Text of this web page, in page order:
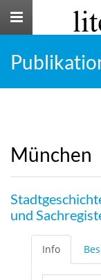
Toggle
München
und
Info